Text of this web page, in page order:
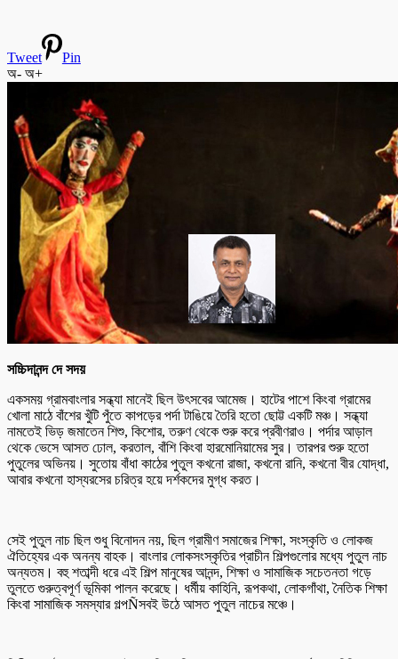
Tweet
Pin
অ- অ+
সচ্চিদানন্দ দে সদয়
একসময় গ্রামবাংলার সন্ধ্যা মানেই ছিল উৎসবের আমেজ। হাটের পাশে কিংবা গ্রামের
খোলা মাঠে বাঁশের খুঁটি পুঁতে কাপড়ের পর্দা টাঙিয়ে তৈরি হতো ছোট্ট একটি মঞ্চ। সন্ধ্যা
নামতেই ভিড় জমাতেন শিশু, কিশোর, তরুণ থেকে শুরু করে প্রবীণরাও। পর্দার আড়াল
থেকে ভেসে আসত ঢোল, করতাল, বাঁশি কিংবা হারমোনিয়ামের সুর। তারপর শুরু হতো
পুতুলের অভিনয়। সুতোয় বাঁধা কাঠের পুতুল কখনো রাজা, কখনো রানি, কখনো বীর যোদ্ধা,
আবার কখনো হাস্যরসের চরিত্র হয়ে দর্শকদের মুগ্ধ করত।
সেই পুতুল নাচ ছিল শুধু বিনোদন নয়, ছিল গ্রামীণ সমাজের শিক্ষা, সংস্কৃতি ও লোকজ
ঐতিহ্যের এক অনন্য বাহক। বাংলার লোকসংস্কৃতির প্রাচীন শিল্পগুলোর মধ্যে পুতুল নাচ
অন্যতম। বহু শতাব্দী ধরে এই শিল্প মানুষের আনন্দ, শিক্ষা ও সামাজিক সচেতনতা গড়ে
তুলতে গুরুত্বপূর্ণ ভূমিকা পালন করেছে। ধর্মীয় কাহিনি, রূপকথা, লোকগাঁথা, নৈতিক শিক্ষা
কিংবা সামাজিক সমস্যার গল্পÑসবই উঠে আসত পুতুল নাচের মঞ্চে।